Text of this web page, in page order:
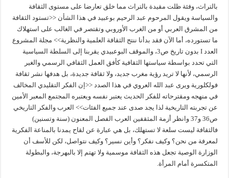
بالتراث، وفئة ظلت مقيدة بالتراث مما خلق تعارضا على مستوى الثقافة
والسياسة ويقول المرحوم عبد الرحيم بوعبيد في هذا الشأن <<تستود الثقافة
من المشرق العربي أو من الغرب الأوروبي وتقتصر في الغالب على استهلاك
ما تستورده، أما الآن فقد بدأنا ننتج الثقافة العلمية والنظرية>> مجلة المشروع
العدد I بدون تاريخ ص3، والموقف البوعبيدي يقربنا إلى السلطة السياسية
التي تحدد بواسطة سياستها الثقافية كأفق العمل الثقافي الرسمي والغير
الرسمي، لأنها لا تريد رؤية مغرب جديد، ولا ثقافة جديدة، بل هدفها نشر ثقافة
فولكلورية ويرى عبد الله العروي في هذا الصدد <<إن الفكر التقليدي المخالف
في منهجه ومقترحاته للفكر الحديث يعتبر نفسه ويعتبره المجتمع المعبر الأمين
عن تجربته التاريخية لذا يجد صدى عند جميع الفئات>> العرب والفكر التاريخي
ص36 و37 وانظر أزمة المثقفين العرب الفصل المعنون (سنة وتسنين)
فالثقافة ليست سلعة لا تستهلك، بل هي عبارة عن لقاح يمدنا بالمناعة الفكرية
لمعرفة من نحن؟ وكيف نفكر؟ وأين نسير؟ وكيف نتواصل، لكن للأسف أن
الوزارة الوصية تجعل هذه الثقافة موسمية ولا تهتم إلا بالبهرجة، والبطولة
المتكسرة أمام المرأة.